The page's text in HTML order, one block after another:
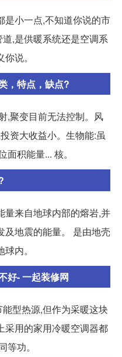
是小一点,不知道你说的市
,是供暖系统还是空调系
说。
，特点，缺点?
,聚变目前无法控制。风
资大收益小。生物能:虽
积能量... 核。
量来自地球内部的熔岩,并
及地震的能量。 是由地壳
内。
好- 一起装修网
型热源,但作为采暖这块
采用的家用冷暖空调器都
功。